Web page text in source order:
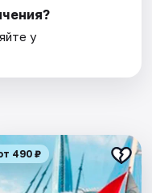
у
490 ₽